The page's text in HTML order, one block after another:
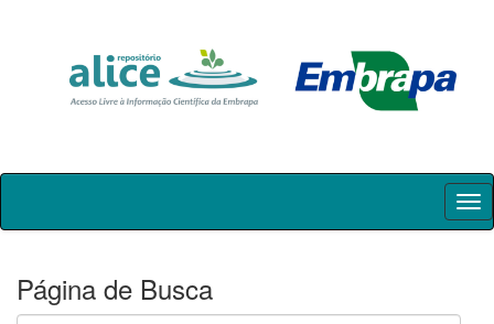
Skip
Página de Busca